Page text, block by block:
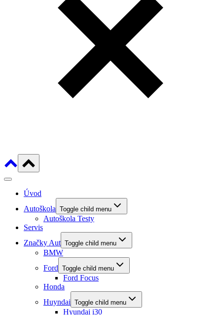
Úvod
Autoškola Toggle child menu
Autoškola Testy
Servis
Značky Aut Toggle child menu
BMW
Ford Toggle child menu
Ford Focus
Honda
Huyndai Toggle child menu
Hyundai i30